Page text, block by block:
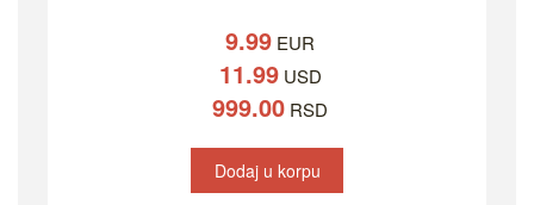
9.99 EUR
11.99USD
999.00 RSD
Dodaj u korpu